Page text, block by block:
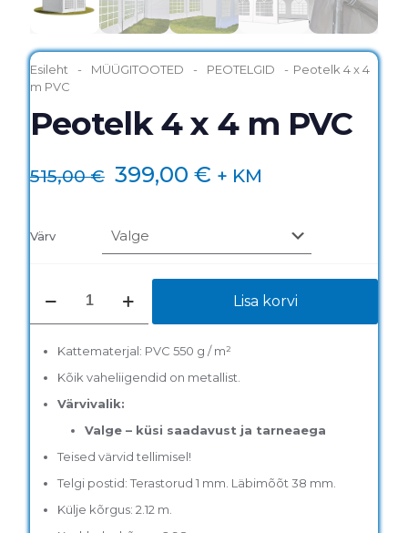
Esileht - MÜÜGITOOTED - PEOTELGID - Peotelk 4 x 4
m PVC
Peotelk 4 x 4 m PVC
515,00€ Algne
oli:
515,00 €.
399,00 € Praegune
399,00 €.
+ KM
Värv
x
Lisa korvi
Kattematerjal: PVC 550 g / m²
Kõik vaheliigendid on metallist.
Värvivalik:
Valge – küsi saadavust ja tarneaega
Teised värvid tellimisel!
Telgi postid: Terastorud 1 mm. Läbimõõt 38 mm.
Külje kõrgus: 2.12 m.